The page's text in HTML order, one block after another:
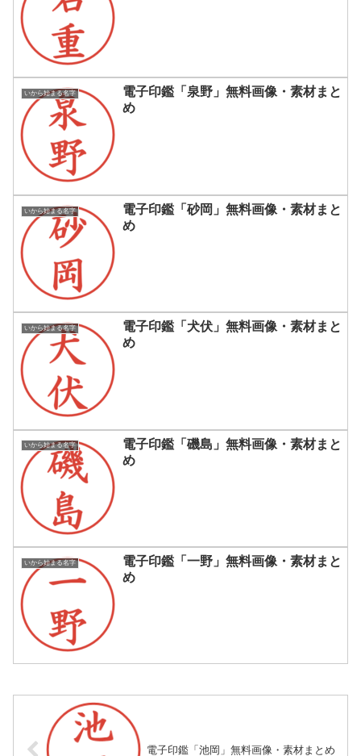
いから始まる名字
電子印鑑「泉野」無料画像・素材まと
め
いから始まる名字
電子印鑑「砂岡」無料画像・素材まと
め
いから始まる名字
電子印鑑「犬伏」無料画像・素材まと
め
いから始まる名字
電子印鑑「磯島」無料画像・素材まと
め
いから始まる名字
電子印鑑「一野」無料画像・素材まと
め
電子印鑑「池岡」無料画像・素材まとめ